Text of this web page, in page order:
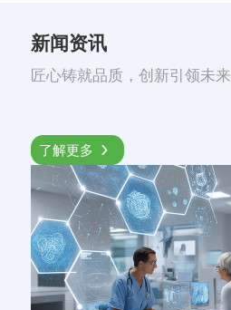
新闻资讯
匠心铸就品质，创新引领未来
了解更多